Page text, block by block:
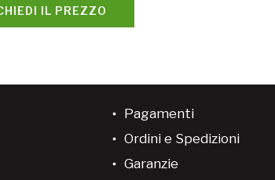
IL PREZZO
Pagamenti
Ordini e Spedizioni
Garanzie